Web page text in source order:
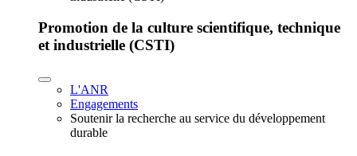
Promotion de la culture scientifique, technique
et industrielle (CSTI)
L'ANR
Engagements
Soutenir la recherche au service du développement
durable